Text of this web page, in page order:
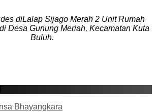
diLalap Sijago Merah 2 Unit Rumah
Desa Gunung Meriah, Kecamatan Kuta
Buluh.